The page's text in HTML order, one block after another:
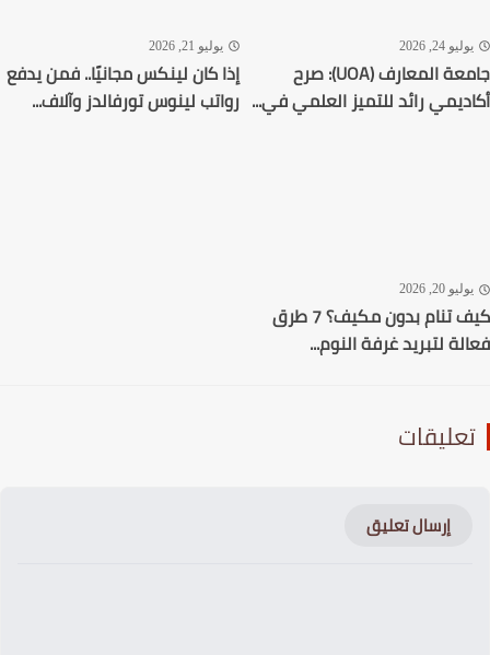
24, 2026
جامعة المعارف (UOA): صرح
رائد للتميز العلمي في...
يوليو 21, 2026
إذا كان لينكس مجانيًا.. فمن يدفع
رواتب لينوس تورفالدز وآلاف...
20, 2026
كيف تنام بدون مكيف؟ 7 طرق
لتبريد غرفة النوم...
إرسال تعليق